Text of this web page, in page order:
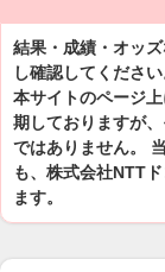
結果・成績・オッ
し確認してください
本サイトのページ
期しておりますが
ではありません。
も、株式会社NTT
ます。